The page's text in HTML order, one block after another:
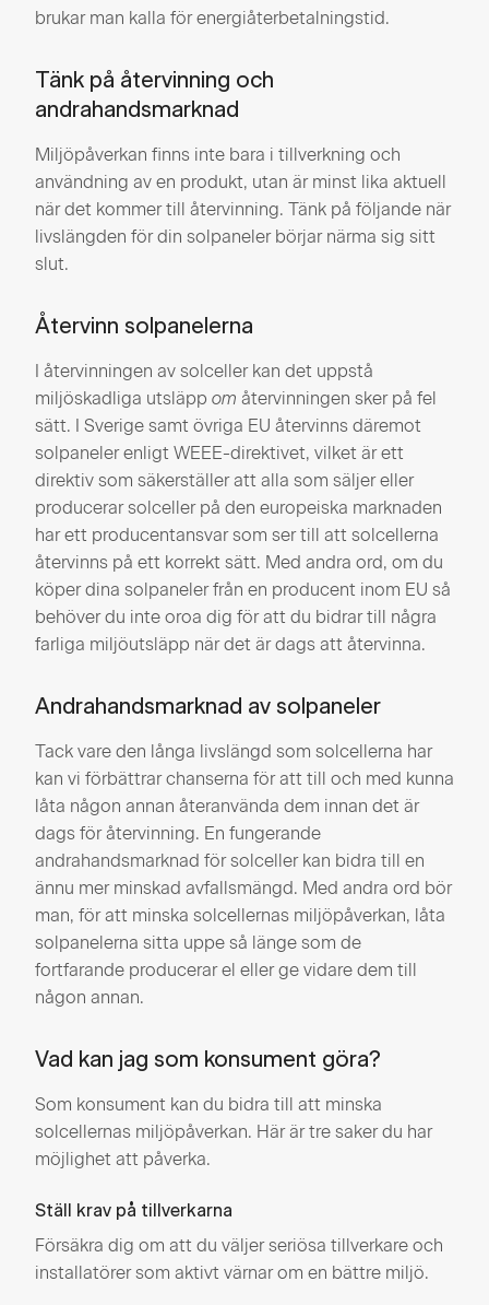
brukar man kalla för energiåterbetalningstid.
Tänk på återvinning och
andrahandsmarknad
Miljöpåverkan finns inte bara i tillverkning och
användning av en produkt, utan är minst lika aktuell
när det kommer till återvinning. Tänk på följande när
livslängden för din solpaneler börjar närma sig sitt
slut.
Återvinn solpanelerna
I återvinningen av solceller kan det uppstå
miljöskadliga utsläpp om återvinningen sker på fel
sätt. I Sverige samt övriga EU återvinns däremot
solpaneler enligt WEEE-direktivet, vilket är ett
direktiv som säkerställer att alla som säljer eller
producerar solceller på den europeiska marknaden
har ett producentansvar som ser till att solcellerna
återvinns på ett korrekt sätt. Med andra ord, om du
köper dina solpaneler från en producent inom EU så
behöver du inte oroa dig för att du bidrar till några
farliga miljöutsläpp när det är dags att återvinna.
Andrahandsmarknad av solpaneler
Tack vare den långa livslängd som solcellerna har
kan vi förbättrar chanserna för att till och med kunna
låta någon annan återanvända dem innan det är
dags för återvinning. En fungerande
andrahandsmarknad för solceller kan bidra till en
ännu mer minskad avfallsmängd. Med andra ord bör
man, för att minska solcellernas miljöpåverkan, låta
solpanelerna sitta uppe så länge som de
fortfarande producerar el eller ge vidare dem till
någon annan.
Vad kan jag som konsument göra?
Som konsument kan du bidra till att minska
solcellernas miljöpåverkan. Här är tre saker du har
möjlighet att påverka.
Ställ krav på tillverkarna
Försäkra dig om att du väljer seriösa tillverkare och
installatörer som aktivt värnar om en bättre miljö.